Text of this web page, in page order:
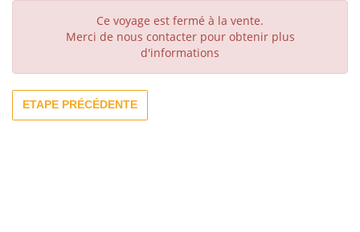
Ce voyage est fermé à la vente.
Merci de nous contacter pour obtenir plus
d'informations
ETAPE PRÉCÉDENTE